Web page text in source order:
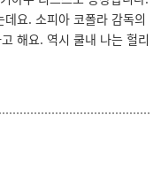
요. 소피아 코폴라 감독의
해요. 역시 쿨내 나는 헐리